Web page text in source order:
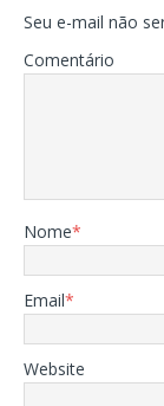
Seu e-mail não
Comentário
Nome*
Email*
Website